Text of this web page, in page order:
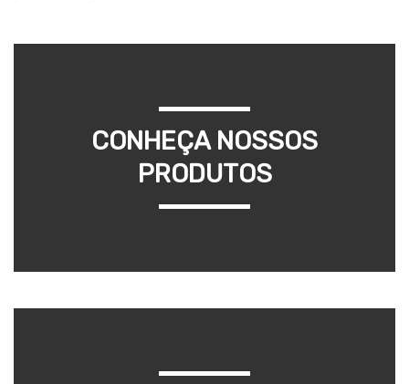
CONHEÇA NOSSOS
PRODUTOS